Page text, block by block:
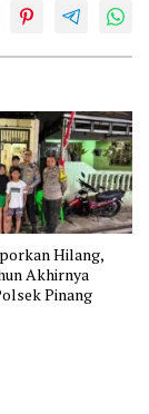
Hilang,
Akhirnya
Pinang